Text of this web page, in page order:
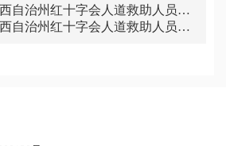
自治州红十字会人道救助人员公
自治州红十字会人道救助人员公